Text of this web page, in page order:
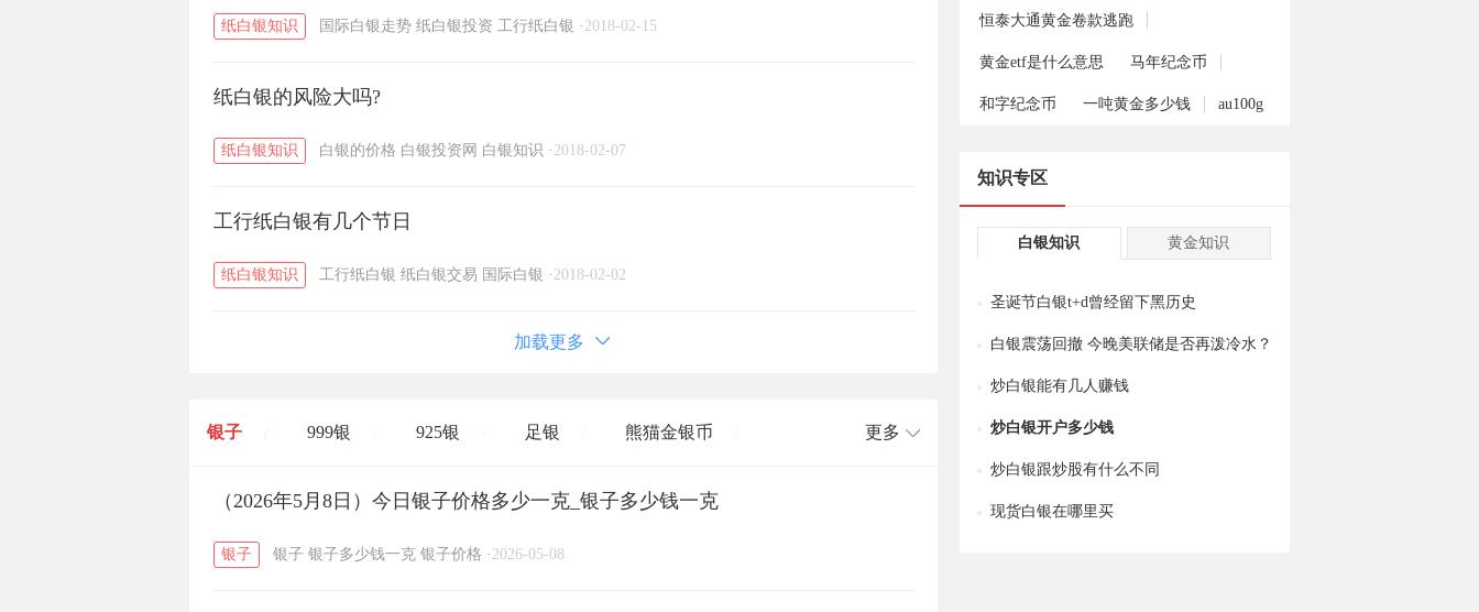
纸白银知识 国际白银走势 纸白银投资 工行纸白银 · 2018-02-15
纸白银的风险大吗?
纸白银知识 白银的价格 白银投资网 白银知识 · 2018-02-07
工行纸白银有几个节日
纸白银知识 工行纸白银 纸白银交易 国际白银 · 2018-02-02
加载更多
银子 999银 925银 足银 熊猫金银币
开国纪念币 大清银币 / 长城币 / 老凤祥
菜百 周生生 周大生
更多
（2026年5月8日）今日银子价格多少一克_银子多少钱一克
银子 银子 银子多少钱一克 银子价格 · 2026-05-08
恒泰大通黄金卷款逃跑
黄金etf是什么意思 马年纪念币
和字纪念币 一吨黄金多少钱 au100g
知识专区
白银知识 黄金知识
圣诞节白银t+d曾经留下黑历史
白银震荡回撤 今晚美联储是否再泼冷水？
炒白银能有几人赚钱
炒白银开户多少钱
炒白银跟炒股有什么不同
现货白银在哪里买